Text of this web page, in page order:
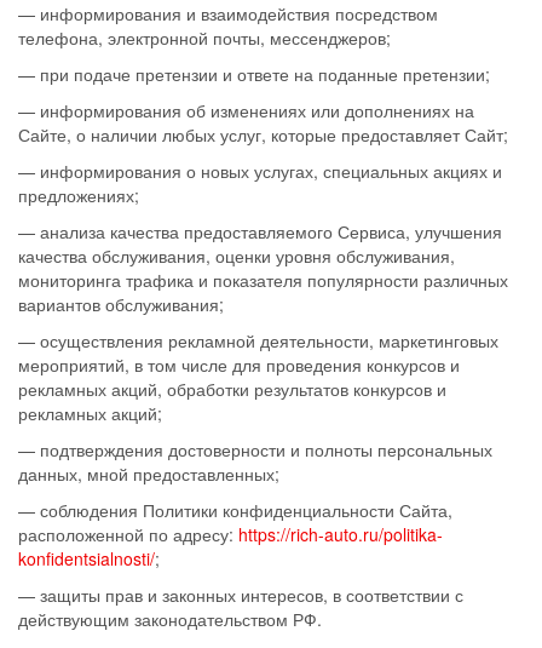
— информирования и взаимодействия посредством
телефона, электронной почты, мессенджеров;
— при подаче претензии и ответе на поданные претензии;
— информирования об изменениях или дополнениях на
Сайте, о наличии любых услуг, которые предоставляет Сайт;
— информирования о новых услугах, специальных акциях и
предложениях;
— анализа качества предоставляемого Сервиса, улучшения
качества обслуживания, оценки уровня обслуживания,
мониторинга трафика и показателя популярности различных
вариантов обслуживания;
— осуществления рекламной деятельности, маркетинговых
мероприятий, в том числе для проведения конкурсов и
рекламных акций, обработки результатов конкурсов и
рекламных акций;
— подтверждения достоверности и полноты персональных
данных, мной предоставленных;
— соблюдения Политики конфиденциальности Сайта,
расположенной по адресу: https://rich-auto.ru/politika-
konfidentsialnosti/;
— защиты прав и законных интересов, в соответствии с
действующим законодательством РФ.